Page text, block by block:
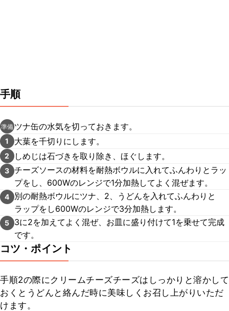
手順
準備 ツナ缶の水気を切っておきます。
1 大葉を千切りにします。
2 しめじは石づきを取り除き、ほぐします。
3 チーズソースの材料を耐熱ボウルに入れてふんわりとラッ
プをし、600Wのレンジで1分加熱してよく混ぜます。
4
別の耐熱ボウルにツナ、2、うどんを入れてふんわりと
ラップをし600Wのレンジで3分加熱します。
5
3に2を加えてよく混ぜ、お皿に盛り付けて1を乗せて完成
です。
コツ・ポイント
手順2の際にクリームチーズチーズはしっかりと溶かして
おくとうどんと絡んだ時に美味しくお召し上がりいただ
けます。